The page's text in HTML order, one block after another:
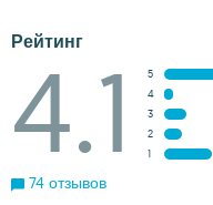
Рейтинг
4.1
5
4
3
2
1
74 отзывов